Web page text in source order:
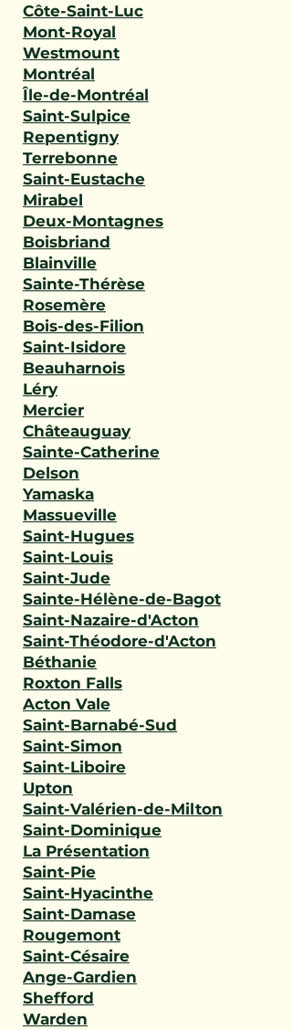
Côte-Saint-Luc
Mont-Royal
Westmount
Montréal
Île-de-Montréal
Saint-Sulpice
Repentigny
Terrebonne
Saint-Eustache
Mirabel
Deux-Montagnes
Boisbriand
Blainville
Sainte-Thérèse
Rosemère
Bois-des-Filion
Saint-Isidore
Beauharnois
Léry
Mercier
Châteauguay
Sainte-Catherine
Delson
Yamaska
Massueville
Saint-Hugues
Saint-Louis
Saint-Jude
Sainte-Hélène-de-Bagot
Saint-Nazaire-d'Acton
Saint-Théodore-d'Acton
Béthanie
Roxton Falls
Acton Vale
Saint-Barnabé-Sud
Saint-Simon
Saint-Liboire
Upton
Saint-Valérien-de-Milton
Saint-Dominique
La Présentation
Saint-Pie
Saint-Hyacinthe
Saint-Damase
Rougemont
Saint-Césaire
Ange-Gardien
Shefford
Warden